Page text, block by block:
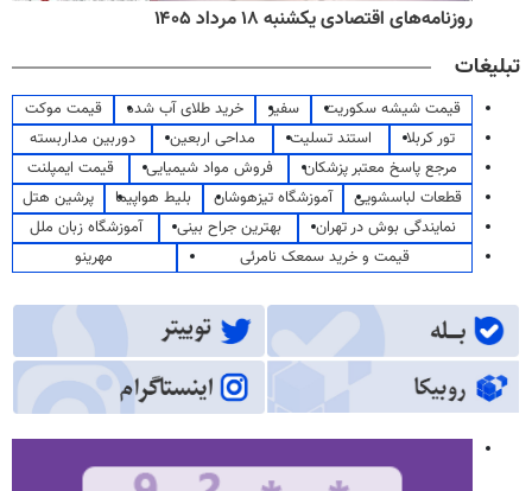
روزنامه‌های اقتصادی یکشنبه ۱۸ مرداد ۱۴۰۵
تبلیغات
قیمت شیشه سکوریت سفیر خرید طلای آب شده
قیمت موکت
تور کربلا
استند تسلیت مداحی اربعین
دوربین مداربسته
مرجع پاسخ معتبر پزشکان
فروش مواد شیمیایی
قیمت ایمپلنت
قطعات لباسشویی
آموزشگاه تیزهوشان بلیط هواپیما
پرشین هتل
نمایندگی بوش در تهران
بهترین جراح بینی
آموزشگاه زبان ملل
قیمت و خرید سمعک نامرئی
مهرینو